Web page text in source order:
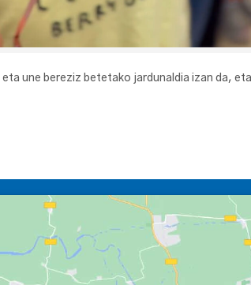
une bereziz betetako jardunaldia izan da,